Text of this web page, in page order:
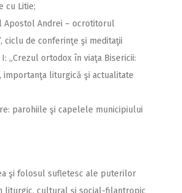
cu Litie;
Apostol Andrei – ocrotitorul
ciclu de conferinţe şi meditaţii
,,Crezul ortodox în viaţa Bisericii:
liturgică şi actualitate
parohiile şi capelele municipiului
şi folosul sufletesc ale puterilor
liturgic, cultural şi social-filantropic